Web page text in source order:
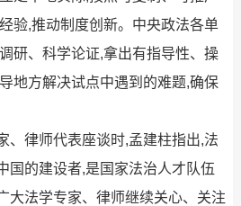
验,推动制度创新。中央政法各单
研、科学论证,拿出有指导性、操
地方解决试点中遇到的难题,确保
律师代表座谈时,孟建柱指出,法
国的建设者,是国家法治人才队伍
大法学专家、律师继续关心、关注